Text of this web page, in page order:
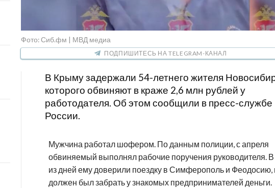
Фото: Сиб.фм | МВД медиа
ПОДПИШИТЕСЬ НА TELEGRAM-КАНАЛ
В Крыму задержали 54-летнего жителя
которого обвиняют в краже 2,6 млн рублей у
работодателя. Об этом сообщили в пресс-
России.
Мужчина работал шофером. По данным полиции, с апреля
обвиняемый выполнял рабочие поручения руководителя.
из дней ему доверили поездку в Симферополь и Феодосию,
должен был забрать у знакомых предпринимателей деньги.